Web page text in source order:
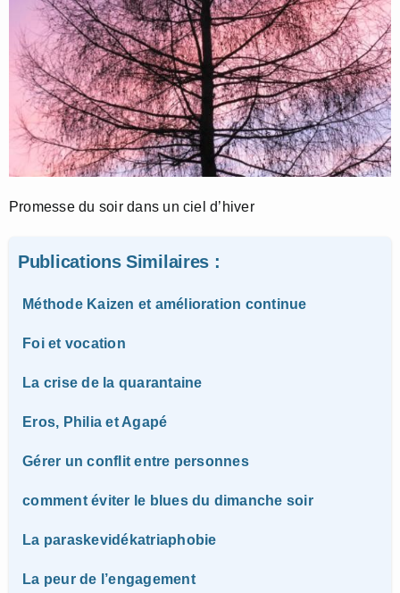
Promesse du soir dans un ciel d’hiver
Publications Similaires :
Méthode Kaizen et amélioration continue
Foi et vocation
La crise de la quarantaine
Eros, Philia et Agapé
Gérer un conflit entre personnes
comment éviter le blues du dimanche soir
La paraskevidékatriaphobie
La peur de l’engagement